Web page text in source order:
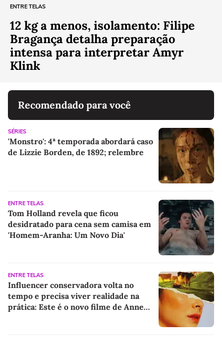
ENTRE TELAS
12 kg a menos, isolamento: Filipe
Bragança detalha preparação
intensa para interpretar Amyr
Klink
Recomendado para você
SÉRIES
'Monstro': 4ª temporada abordará caso
de Lizzie Borden, de 1892; relembre
ENTRE TELAS
Tom Holland revela que ficou
desidratado para cena sem camisa em
'Homem-Aranha: Um Novo Dia'
ENTRE TELAS
Influencer conservadora volta no
tempo e precisa viver realidade na
prática: Este é o novo filme de Anne